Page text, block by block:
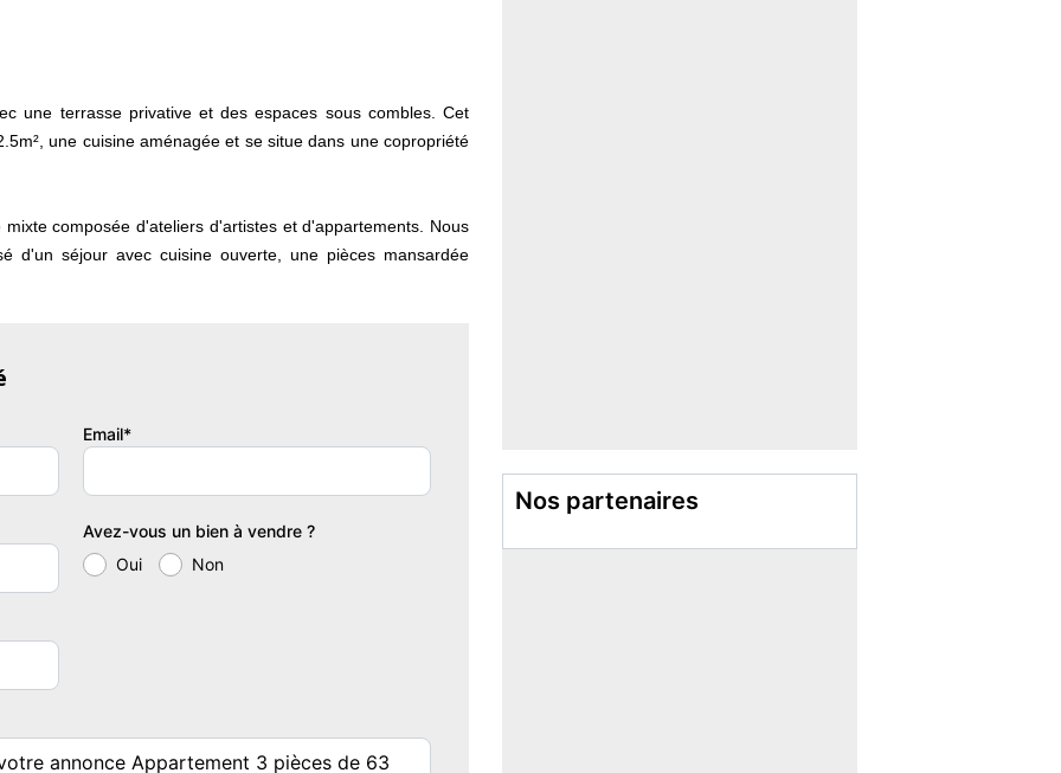
une terrasse privative et des espaces sous combles. Cet
une cuisine aménagée et se situe dans une copropriété
composée d'ateliers d'artistes et d'appartements. Nous
d'un séjour avec cuisine ouverte, une pièces mansardée
combles deux pièces avec point d'eau. Surface pondérée
Email*
Avez-vous un bien à vendre ?
Oui
Non
Nos partenaires